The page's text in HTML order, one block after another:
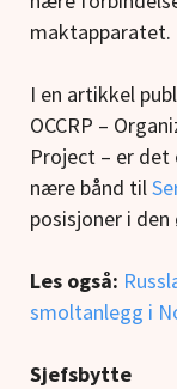
maktapparatet.
I en artikkel
OCCRP –
Project – er
nære bånd til
posisjoner i
Les også:
smoltanlegg i
Sjefsbytte